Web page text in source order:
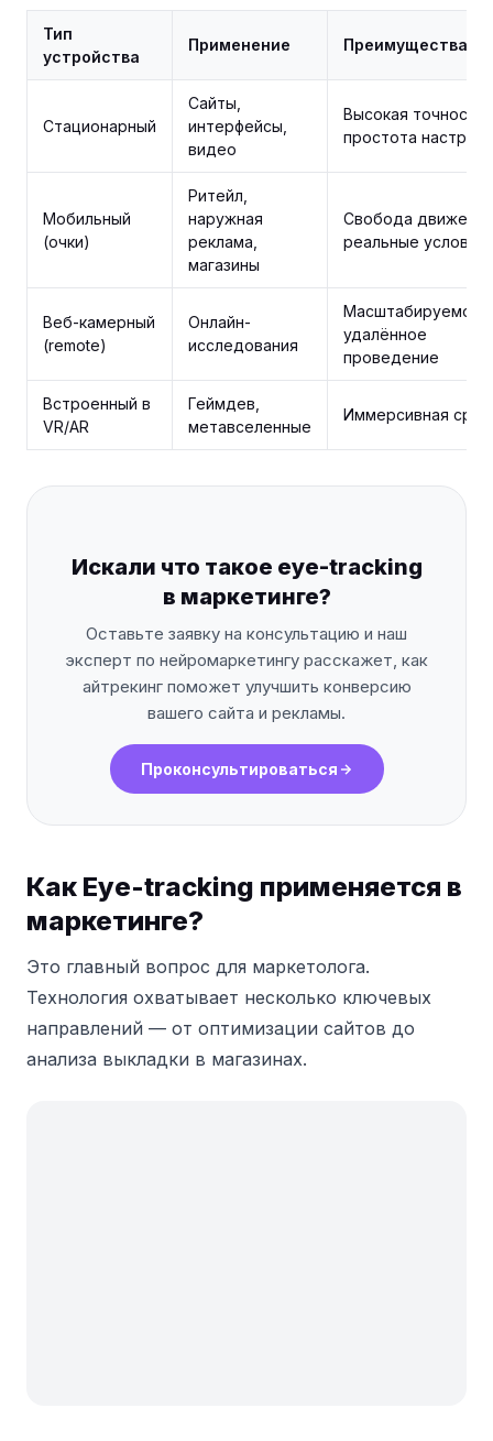
Тип
устройства
Применение Преимущества
Стационарный
Сайты,
интерфейсы,
видео
Высокая точность,
простота
Мобильный
(очки)
Ритейл,
наружная
реклама,
магазины
Свобода
реальные условия
Веб-камерный
(remote)
Онлайн-
исследования
удалённое
проведение
Встроенный в
VR/AR
Геймдев,
метавселенные
Иммерсивная
Искали что такое eye-tracking
в маркетинге?
Оставьте заявку на консультацию и наш
эксперт по нейромаркетингу расскажет, как
айтрекинг поможет улучшить конверсию
вашего сайта и рекламы.
Проконсультироваться
Как Eye-tracking применяется в
маркетинге?
Это главный вопрос для маркетолога.
Технология охватывает несколько ключевых
направлений — от оптимизации сайтов до
анализа выкладки в магазинах.